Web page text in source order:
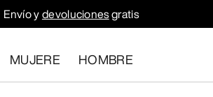
Envío ydevolucionesgratis
MUJERE HOMBRE